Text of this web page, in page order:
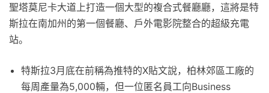
聖塔莫尼卡大道上打造一個大型的複合式餐廳廳，這將是特
斯拉在南加州的第一個餐廳、戶外電影院整合的超級充電
站。
特斯拉3月底在前稱為推特的X貼文說，柏林郊區工廠的
每周產量為5,000輛，但一位匿名員工向Business